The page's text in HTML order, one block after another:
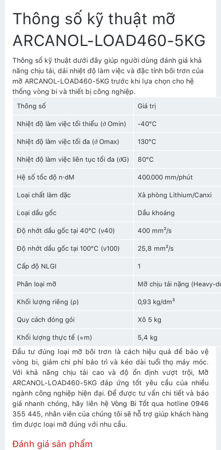
Thông số kỹ thuật mỡ
ARCANOL-LOAD460-5KG
Thông số kỹ thuật dưới đây giúp người dùng đánh giá khả
năng chịu tải, dải nhiệt độ làm việc và đặc tính bôi trơn của
mỡ ARCANOL-LOAD460-5KG trước khi lựa chọn cho hệ
thống vòng bi và thiết bị công nghiệp.
Thông số
Giá trị
Nhiệt độ làm việc tối thiểu (ϑ Omin) -40°C
Nhiệt độ làm việc tối đa (ϑ Omax) 130°C
Nhiệt độ làm việc liên tục tối đa (ϑG) 80°C
Hệ số tốc độ n·dM 400.000 mm/phút
Loại chất làm đặc Xà phòng Lithium/Canxi
Loại dầu gốc Dầu khoáng
Độ nhớt dầu gốc tại 40°C (ν40) 400 mm²/s
Độ nhớt dầu gốc tại 100°C (ν100) 25,8 mm²/s
Cấp độ NLGI 1
Phân loại mỡ Mỡ chịu tải nặng (Heavy-
Khối lượng riêng (ρ) 0,93 kg/dm³
Quy cách đóng gói Xô 5 kg
Khối lượng thực tế (≈m)
5,4 kg
Đầu tư đúng loại mỡ bôi trơn là cách hiệu quả để bảo vệ
vòng bi, giảm chi phí bảo trì và kéo dài tuổi thọ máy móc.
Với khả năng chịu tải cao và độ ổn định vượt trội, Mỡ
ARCANOL-LOAD460-5KG đáp ứng tốt yêu cầu của nhiều
ngành công nghiệp hiện đại. Để được tư vấn chi tiết và báo
giá nhanh chóng, hãy liên hệVòng Bi Tốtqua hotline 0946
355 445, nhân viên của chúng tôi sẽ hỗ trợ giúp khách hàng
tìm được loại mỡ đúng với nhu cầu.
Đánh giá sản phẩm